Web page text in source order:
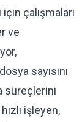
çalışmaları
ve
sayısını
süreçlerini
işleyen,